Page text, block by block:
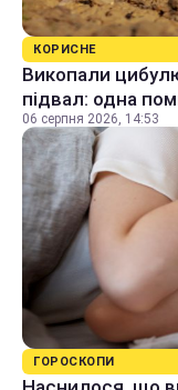
КОРИСНЕ
Викопали
підвал: одна
06 серпня 2026, 14:53
ГОРОСКОПИ